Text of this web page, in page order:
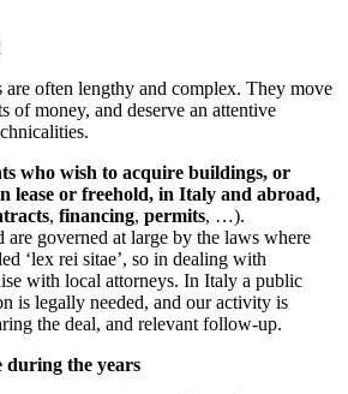
are often lengthy and complex. They move
of money, and deserve an attentive
who wish to acquire buildings, or
lease or freehold, in Italy and abroad,
, financing, permits, …).
are governed at large by the laws where
‘lex rei sitae’, so in dealing with
with local attorneys. In Italy a public
is legally needed, and our activity is
the deal, and relevant follow-up.
during the years